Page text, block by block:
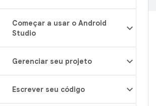
Começar a usar o Android
Studio
Gerenciar seu projeto
Escrever seu código